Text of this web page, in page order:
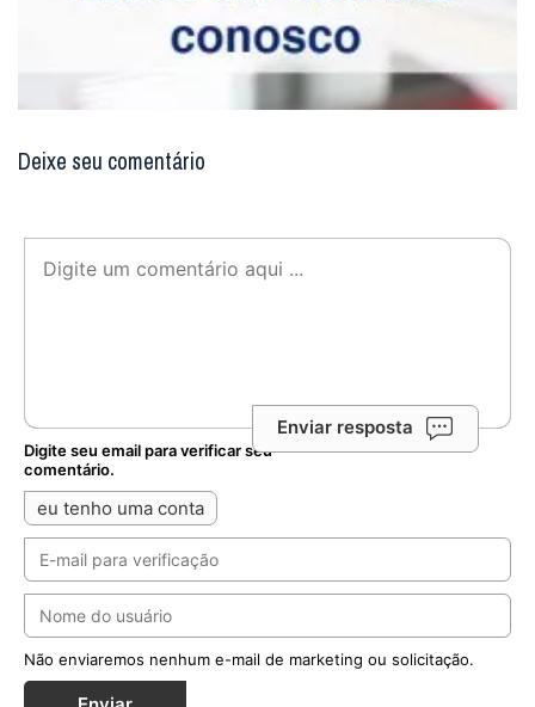
Deixe seu comentário
Enviar resposta
Digite seu email para verificar seu
comentário.
eu tenho uma conta
Não enviaremos nenhum e-mail de marketing ou solicitação.